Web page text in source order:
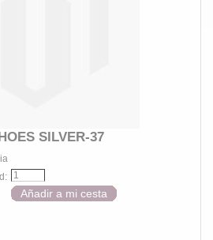
SILVER-37
Añadir a mi cesta